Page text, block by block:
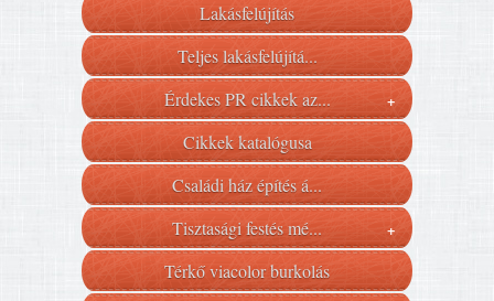
Lakásfelújítás
Teljes lakásfelújítá...
Érdekes PR cikkek az...
+
Cikkek katalógusa
Családi ház építés á...
Tisztasági festés mé...
+
Térkő viacolor burkolás